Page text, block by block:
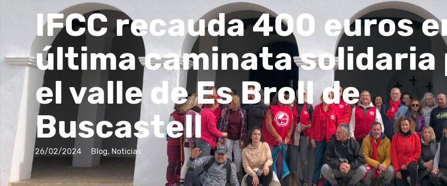
IFCC recauda 400 euros
última caminata solidaria
el valle de Es Broll de
Buscastell
26/02/2024 Blog, Noticias